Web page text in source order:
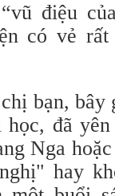
điệu
có vẻ
bạn,
học, đã
Nga
hay